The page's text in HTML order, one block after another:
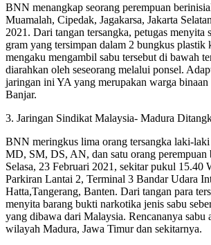
BNN menangkap seorang perempuan
Muamalah, Cipedak, Jagakarsa, Jakarta
2021. Dari tangan tersangka, petugas menyita
gram yang tersimpan dalam 2 bungkus plastik
mengaku mengambil sabu tersebut di bawah
diarahkan oleh seseorang melalui ponsel.
jaringan ini YA yang merupakan warga binaan
Banjar.
3. Jaringan Sindikat Malaysia- Madura
BNN meringkus lima orang tersangka laki-
MD, SM, DS, AN, dan satu orang perempuan
Selasa, 23 Februari 2021, sekitar pukul 15.40
Parkiran Lantai 2, Terminal 3 Bandar Udara
Hatta,Tangerang, Banten. Dari tangan para
menyita barang bukti narkotika jenis sabu
yang dibawa dari Malaysia. Rencananya sabu
wilayah Madura, Jawa Timur dan sekitarnya.